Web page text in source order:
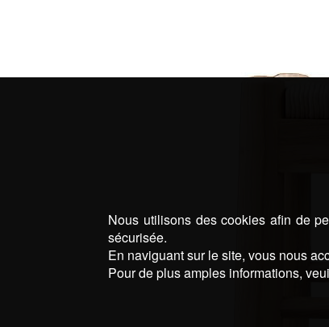
Nous utilisons des cookies afin de
sécurisée.
En naviguant sur le site, vous nous
Pour de plus amples informations,